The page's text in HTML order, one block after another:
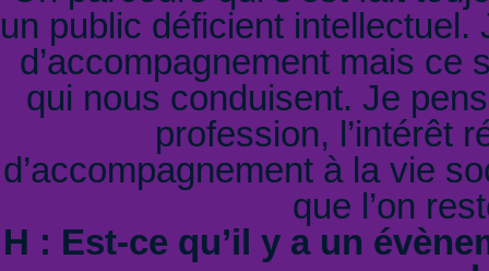
un public déficient intellectuel.
d’accompagnement mais ce
qui nous conduisent. Je
profession, l’intérêt
d’accompagnement à la vie
que l’on
H : Est-ce qu’il y a un